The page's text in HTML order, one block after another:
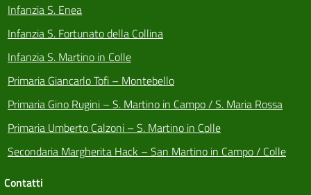
Infanzia S. Enea
Infanzia S. Fortunato della Collina
Infanzia S. Martino in Colle
Primaria Giancarlo Tofi – Montebello
Primaria Gino Rugini – S. Martino in Campo / S. Maria Rossa
Primaria Umberto Calzoni – S. Martino in Colle
Secondaria Margherita Hack – San Martino in Campo / Colle
Contatti